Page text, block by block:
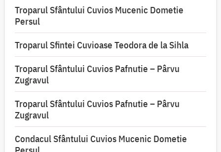
Troparul Sfântului Cuvios Mucenic Dometie
Persul
Troparul Sfintei Cuvioase Teodora de la Sihla
Troparul Sfântului Cuvios Pafnutie – Pârvu
Zugravul
Troparul Sfântului Cuvios Pafnutie – Pârvu
Zugravul
Condacul Sfântului Cuvios Mucenic Dometie